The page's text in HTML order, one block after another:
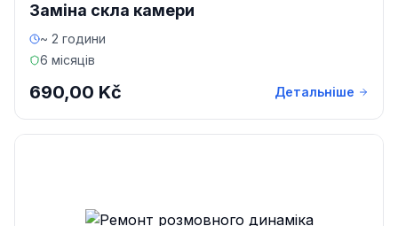
Заміна скла камери
~ 2 години
6 місяців
690,00 Kč Детальніше